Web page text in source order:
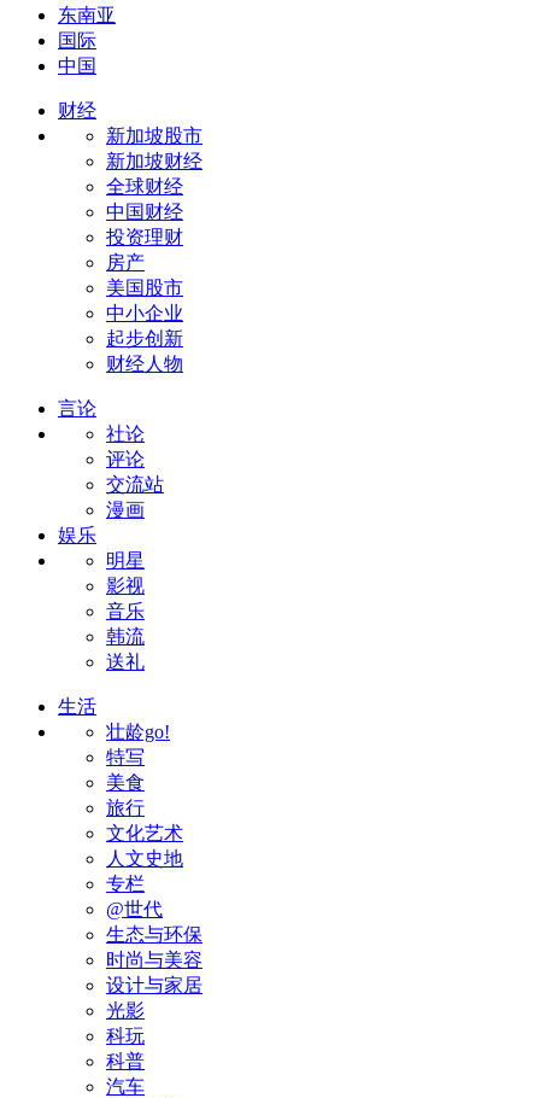
东南亚
国际
中国
财经
新加坡股市
新加坡财经
全球财经
中国财经
投资理财
房产
美国股市
中小企业
起步创新
财经人物
言论
社论
评论
交流站
漫画
娱乐
明星
影视
音乐
韩流
送礼
生活
壮龄go!
特写
美食
旅行
文化艺术
人文史地
专栏
@世代
生态与环保
时尚与美容
设计与家居
光影
科玩
科普
汽车